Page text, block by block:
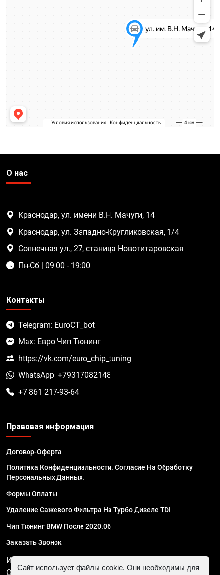
О нас
Краснодар, ул. имени В.Н. Мачуги, 14
Краснодар, ул. Западно-Кругликовская, 1/4
Солнечная ул., 27, станица Новотитаровская
Пн-Сб | 09:00 - 19:00
Контакты
Telegram: EuroCT_bot
Max: Евро Чип Тюнинг
https://vk.com/euro_chip_tuning
WhatsApp: +79317082148
+7 861 217-93-64
Правовая информация
Договор-Оферта
Политика Конфиденциальности. Согласие На Обработку
Персональных Данных.
Формы Оплаты
Удаление Сажевого Фильтра На Турбо Дизеле TDI
Чип Тюнинг BMW После 2020.06
Заказать Звонок
ИП Смирнов Георгий Павлович. ИНН 781302555843,
ОГРНИП 324470400032610
Сайт использует файлы cookie. Они необходимы для